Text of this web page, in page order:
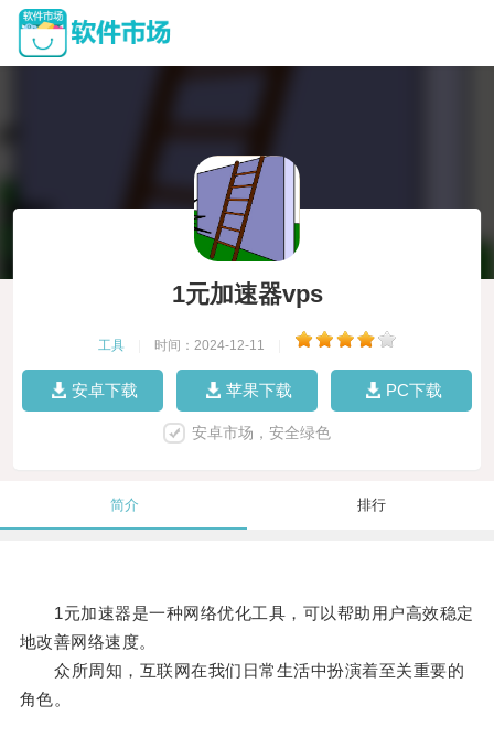
1元加速器vps
工具 时间：2024-12-11
安卓下载 苹果下载 PC下载
安卓市场，安全绿色
简介 排行
1元加速器是一种网络优化工具，可以帮助用户高效稳定
地改善网络速度。
众所周知，互联网在我们日常生活中扮演着至关重要的
角色。